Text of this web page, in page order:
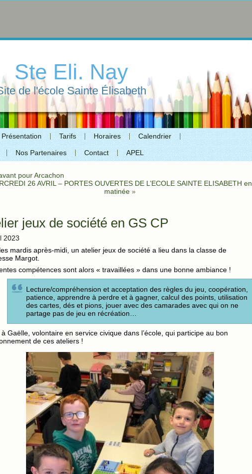
Ste Eli. Nay
de l'école Sainte Élisabeth
Présentation Tarifs Horaires Calendrier
Nos Partenaires Contact APEL
pour Arcachon
26 AVRIL – PORTES OUVERTES DE L’ECOLE SAINTE ELISABETH en
matinée »
jeux de société en GS CP
2023
mardis après-midi, un atelier jeux de société a lieu dans la classe de
Margot.
compétences sont alors « travaillées » dans une bonne ambiance !
Lecture/compréhension et acceptation des règles du jeu, coopération,
patience, apprendre à perdre et à gagner, calcul des points, utilisation
des cartes, dés et pions, jouer avec des camarades avec qui on ne
partage pas de jeu en récréation…
à Gaëlle, volontaire en service civique dans l’école, qui participe au bon
de ces ateliers !